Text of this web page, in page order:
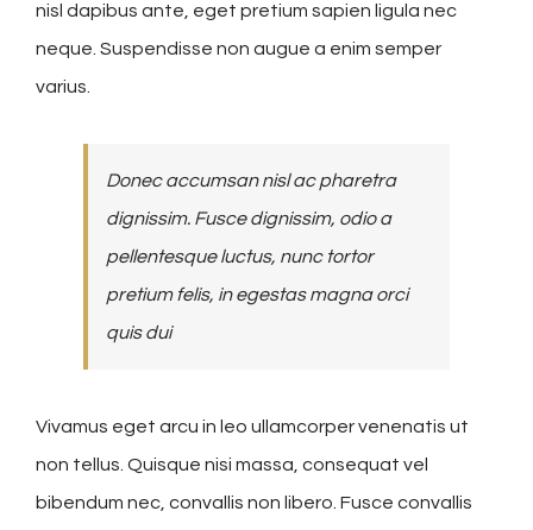
nisl dapibus ante, eget pretium sapien ligula nec
neque. Suspendisse non augue a enim semper
varius.
Donec accumsan nisl ac pharetra
dignissim. Fusce dignissim, odio a
pellentesque luctus, nunc tortor
pretium felis, in egestas magna orci
quis dui
Vivamus eget arcu in leo ullamcorper venenatis ut
non tellus. Quisque nisi massa, consequat vel
bibendum nec, convallis non libero. Fusce convallis